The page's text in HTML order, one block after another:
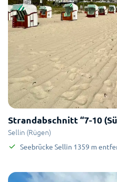
Strandabschnitt “7-10
Sellin (Rügen)
Seebrücke Sellin 1359 m